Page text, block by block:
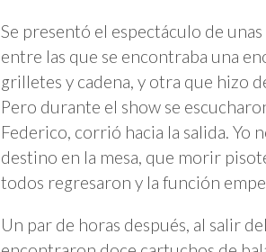
Se presentó el espectáculo de
entre las que se encontraba una
grilletes y cadena, y otra que hizo
Pero durante el show se
Federico, corrió hacia la salida. Yo
destino en la mesa, que morir
todos regresaron y la función
Un par de horas después, al salir